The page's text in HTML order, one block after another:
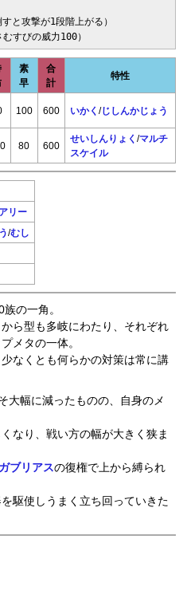
と攻撃が1段階上がる）
すびの威力100）
素
早
合
計
特性
100 600 いかく /じしんかじょう
80 600
せいしんりょく /マルチ
スケイル
リー
/むし
の一角。
ら型も多岐にわたり、それぞれ
メタの一体。
なくとも何らかの対策は常に講
大幅に減ったものの、自身のメ
なり、戦い方の幅が大きく狭ま
ガブリアスの復権で上から縛られ
駆使しうまく立ち回っていきた